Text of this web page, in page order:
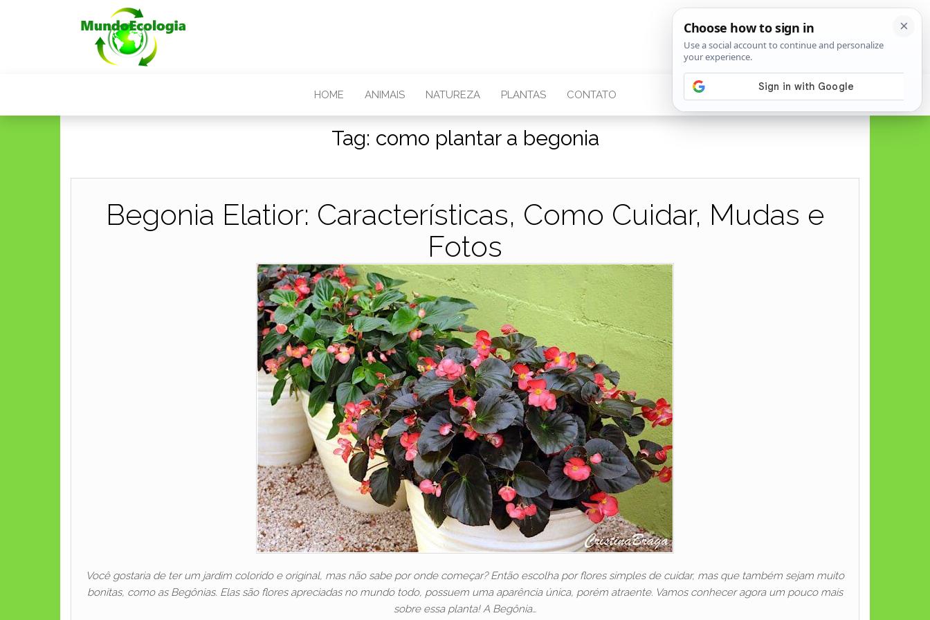
HOME ANIMAIS NATUREZA PLANTAS CONTATO
Tag: como plantar a begonia
Begonia Elatior: Características, Como Cuidar, Mudas e
Fotos
Você gostaria de ter um jardim colorido e original, mas não sabe por onde começar? Então escolha por flores simples de cuidar, mas que também sejam muito
bonitas, como as Begônias. Elas são flores apreciadas no mundo todo, possuem uma aparência única, porém atraente. Vamos conhecer agora um pouco mais
sobre essa planta! A Begônia…